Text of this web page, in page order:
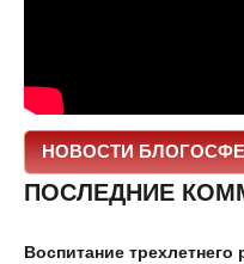
НОВОСТИ
ПОСЛЕДНИЕ
Воспитание трехлетнего